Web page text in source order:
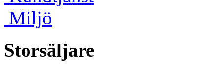
Miljö
Storsäljare